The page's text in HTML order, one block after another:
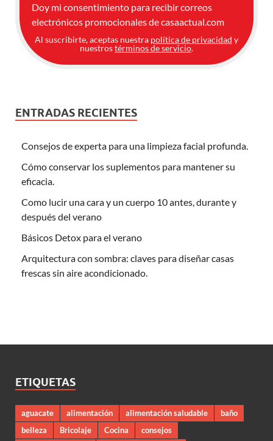
Doy mi consentimiento para recibir correos
electrónicos promocionales de casaactual.com
Al suscribirte, aceptas nuestra política de privacidad y
nuestrostérminos de servicio.
ENTRADAS RECIENTES
Consejos de experta para una limpieza facial profunda.
Cómo conservar los suplementos para mantener su
eficacia.
Como lucir una cara y un cuerpo 10 antes, durante y
después del verano
Básicos Detox para el verano
Arquitectura con sombra: claves para diseñar casas
frescas sin aire acondicionado.
ETIQUETAS
aguacate alimentación alimentación saludable
baño
belleza
Bricolaje Cocina
consejos